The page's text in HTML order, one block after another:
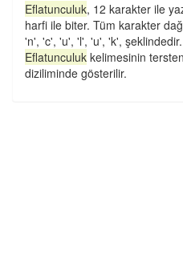
Eflatunculuk, 12 karakter ile
harfi ile biter. Tüm karakter
'n', 'c', 'u', 'l', 'u', 'k', şeklindedir.
Eflatunculuk kelimesinin tersten
diziliminde gösterilir.